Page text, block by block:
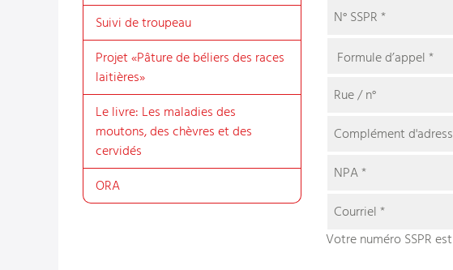
Suivi de troupeau
Projet «Pâture de béliers des races
laitières»
Le livre: Les maladies des
moutons, des chèvres et des
cervidés
ORA
N° SSPR*
Rue / n°
Complément
NPA*
Courriel*
Votre numéro SSPR